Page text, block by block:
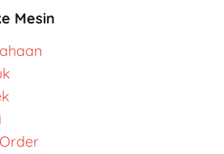
Mesin